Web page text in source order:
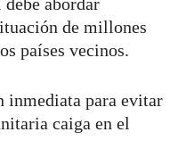
de millones
países vecinos.
inmediata para evitar
caiga en el